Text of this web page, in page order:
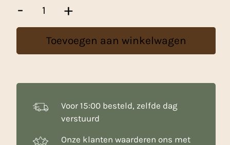
-
25kg
+
Toevoegen aan winkelwagen
Voor 15:00 besteld, zelfde dag
verstuurd
Onze klanten waarderen ons met